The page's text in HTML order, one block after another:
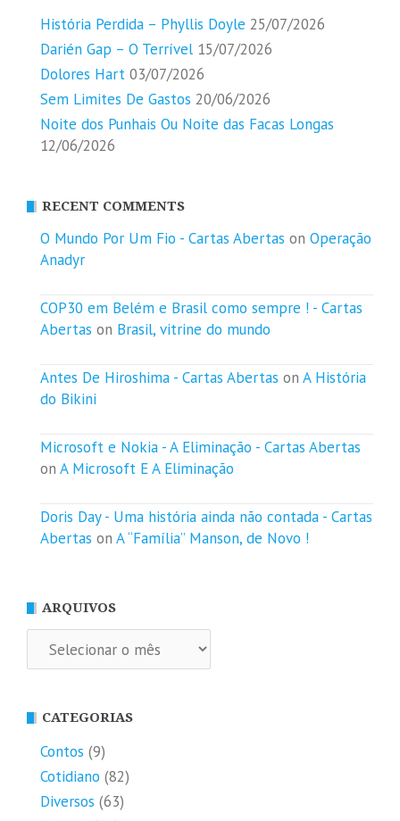
História Perdida – Phyllis Doyle 25/07/2026
Darién Gap – O Terrível 15/07/2026
Dolores Hart 03/07/2026
Sem Limites De Gastos 20/06/2026
Noite dos Punhais Ou Noite das Facas Longas
12/06/2026
RECENT COMMENTS
O Mundo Por Um Fio - Cartas Abertas on Operação
Anadyr
COP30 em Belém e Brasil como sempre ! - Cartas
Abertas on Brasil, vitrine do mundo
Antes De Hiroshima - Cartas Abertas on A História
do Bikini
Microsoft e Nokia - A Eliminação - Cartas Abertas
on A Microsoft E A Eliminação
Doris Day - Uma história ainda não contada - Cartas
Abertas on A “Família” Manson, de Novo !
ARQUIVOS
CATEGORIAS
Contos (9)
Cotidiano (82)
Diversos (63)